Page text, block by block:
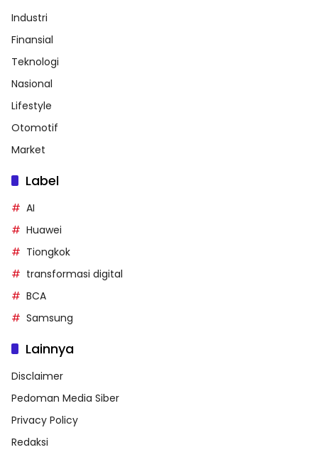
Industri
Finansial
Teknologi
Nasional
Lifestyle
Otomotif
Market
Label
AI
Huawei
Tiongkok
transformasi digital
BCA
Samsung
Lainnya
Disclaimer
Pedoman Media Siber
Privacy Policy
Redaksi